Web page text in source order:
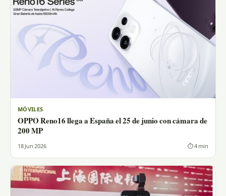
MÓVILES
OPPO Reno16 llega a España el 25 de junio con cámara de
200 MP
18 Jun 2026 ⏱ 4 min